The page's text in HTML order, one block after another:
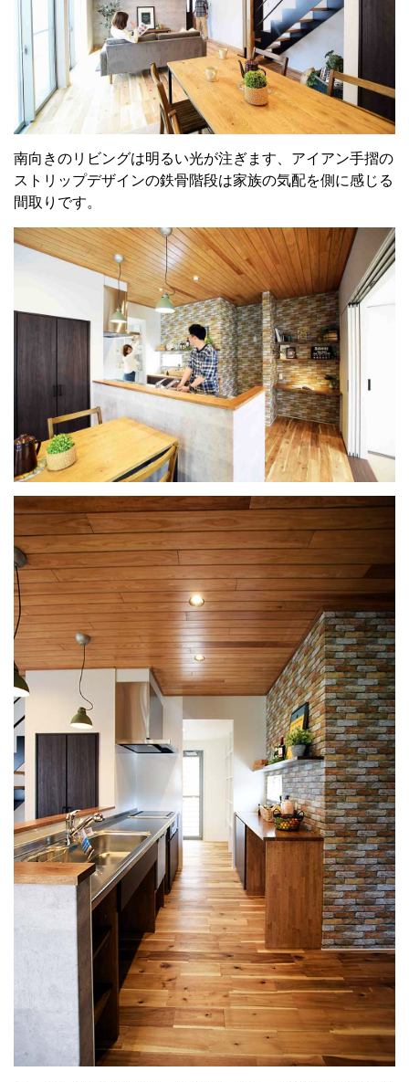
南向きのリビングは明るい光が注ぎます、アイアン手摺の
ストリップデザインの鉄骨階段は家族の気配を側に感じる
間取りです。